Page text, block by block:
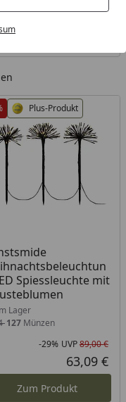
Plus-Produkt
Spiessleuchte mit
am Lager
Lager
127Münzen
-29% UVP89,00 €
63,09 €
Zum Produkt